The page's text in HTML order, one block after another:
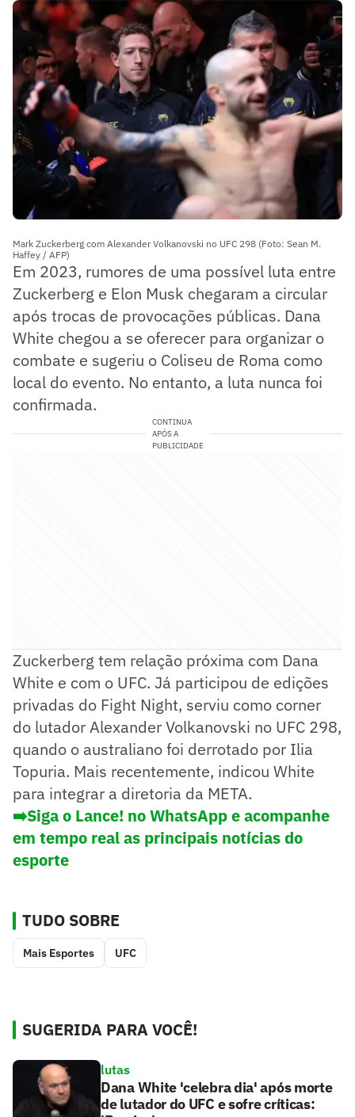
Mark Zuckerberg com Alexander Volkanovski no UFC 298 (Foto: Sean M.
Haffey / AFP)
Em 2023, rumores de uma possível luta entre
Zuckerberg e Elon Musk chegaram a circular
após trocas de provocações públicas. Dana
White chegou a se oferecer para organizar o
combate e sugeriu o Coliseu de Roma como
local do evento. No entanto, a luta nunca foi
confirmada.
CONTINUA
APÓS A
PUBLICIDADE
Zuckerberg tem relação próxima com Dana
White e com o UFC. Já participou de edições
privadas do Fight Night, serviu como corner
do lutador Alexander Volkanovski no UFC 298,
quando o australiano foi derrotado por Ilia
Topuria. Mais recentemente, indicou White
para integrar a diretoria da META.
➡️Siga o Lance! no WhatsApp e acompanhe
em tempo real as principais notícias do
esporte
TUDO SOBRE
Mais Esportes UFC
SUGERIDA PARA VOCÊ!
lutas
Dana White 'celebra dia' após morte
de lutador do UFC e sofre críticas: